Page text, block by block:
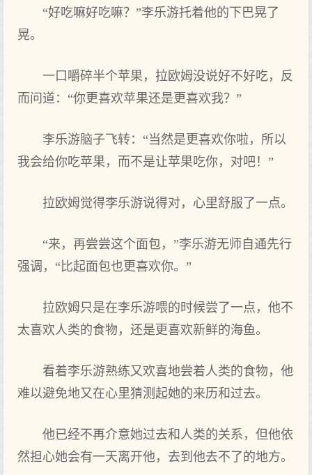
“好吃嘛好吃嘛？”李乐游托着他的下‌巴晃了‌
晃。
一口嚼碎半个苹果，拉欧姆没说好不好吃，反
而问‌道：“你更喜欢苹果还是更喜欢我？”
李乐游脑子飞转：“当然是更喜欢你啦，所以
我会给你吃苹果，而不是让苹果吃你，对‌吧！”
拉欧姆觉得‌李乐游说得‌对‌，心里舒服了‌一点。
“来，再尝尝这个面包，”李乐游无师自通先行
强调，“比起面包也更喜欢你。”
拉欧姆只‌是在李乐游喂的时候尝了‌一点，他不
太喜欢人类的食物‌，还是更喜欢新‌鲜的海鱼。
看着李乐游熟练又欢喜地尝着人类的食物‌，他
难以避免地又在心里猜测起她的来历和过去。
他已经不再介意她过去和人类的关系，但他依
然担心她会有一天离开他，去到他去不了‌的地方。